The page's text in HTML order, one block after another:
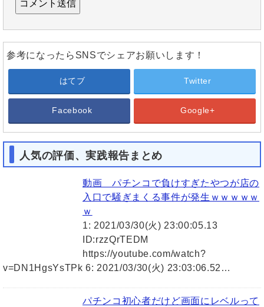
参考になったらSNSでシェアお願いします！
はてブ Twitter
Facebook Google+
人気の評価、実践報告まとめ
動画 パチンコで負けすぎたやつが店の
入口で騒ぎまくる事件が発生ｗｗｗｗｗ
ｗ
1: 2021/03/30(火) 23:00:05.13
ID:rzzQrTEDM
https://youtube.com/watch?
v=DN1HgsYsTPk 6: 2021/03/30(火) 23:03:06.52…
パチンコ初心者だけど画面にレベルって